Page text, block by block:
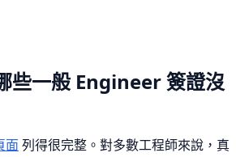
些一般 Engineer 簽證沒
面列得很完整。對多數工程師來說，真